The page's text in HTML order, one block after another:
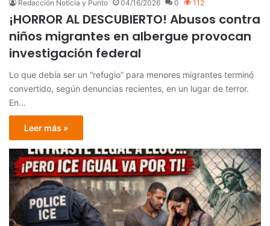
Redacción Noticia y Punto 04/16/2026 0 112
¡HORROR AL DESCUBIERTO! Abusos contra
niños migrantes en albergue provocan
investigación federal
Lo que debía ser un “refugio” para menores migrantes terminó
convertido, según denuncias recientes, en un lugar de terror.
En…
Leer más »